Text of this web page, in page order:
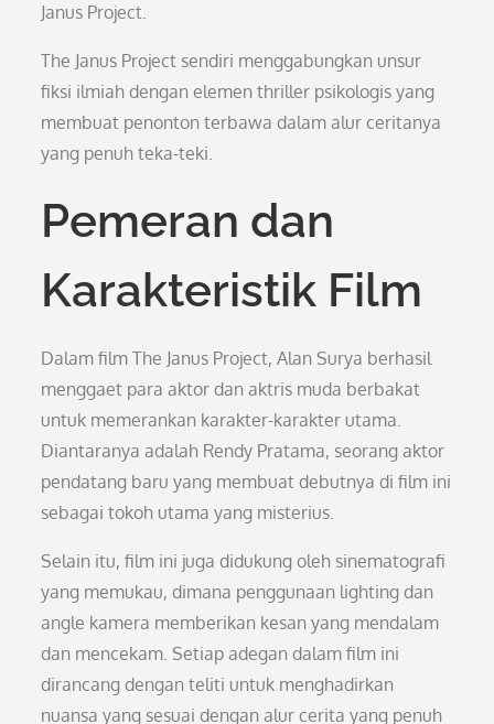
Janus Project.
The Janus Project sendiri menggabungkan unsur
fiksi ilmiah dengan elemen thriller psikologis yang
membuat penonton terbawa dalam alur ceritanya
yang penuh teka-teki.
Pemeran dan
Karakteristik Film
Dalam film The Janus Project, Alan Surya berhasil
menggaet para aktor dan aktris muda berbakat
untuk memerankan karakter-karakter utama.
Diantaranya adalah Rendy Pratama, seorang aktor
pendatang baru yang membuat debutnya di film ini
sebagai tokoh utama yang misterius.
Selain itu, film ini juga didukung oleh sinematografi
yang memukau, dimana penggunaan lighting dan
angle kamera memberikan kesan yang mendalam
dan mencekam. Setiap adegan dalam film ini
dirancang dengan teliti untuk menghadirkan
nuansa yang sesuai dengan alur cerita yang penuh